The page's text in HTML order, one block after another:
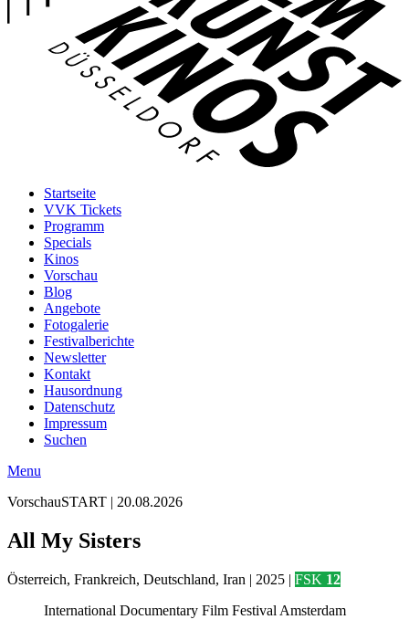
Startseite
VVK Tickets
Programm
Specials
Kinos
Vorschau
Blog
Angebote
Fotogalerie
Festivalberichte
Newsletter
Kontakt
Hausordnung
Datenschutz
Impressum
Suchen
Menu
VorschauSTART | 20.08.2026
All My Sisters
Österreich, Frankreich, Deutschland, Iran | 2025 | FSK 12
International Documentary Film Festival Amsterdam